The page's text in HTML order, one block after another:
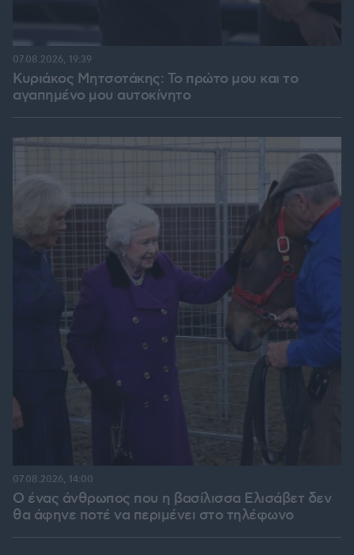
Κυριάκος Μητσοτάκης: Το πρώτο μου και το
αγαπημένο μου αυτοκίνητο
07.08.2026, 19:39
Ο ένας άνθρωπος που η βασίλισσα Ελισάβετ δεν
θα άφηνε ποτέ να περιμένει στο τηλέφωνο
07.08.2026, 14:00